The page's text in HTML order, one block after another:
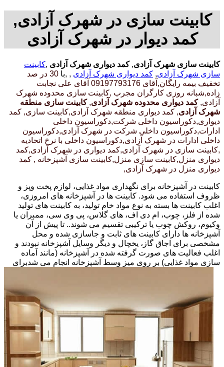
کابینت سازی در شهرک آزادی,
کمد دیوار در شهرک آزادی
کابینت سازی شهرک آزادی,کمد دیواری شهرک آزادی ,کابینت
سازی شهرک آزادی, کمد دیواری شهرک آزادی , ,با
30 در صد
تخفیف بیمه رایگان,آقای 09197793176 آقای علی نجابت
زاده,شبانه روزی کارگران مجرب ,کابینت سازی محدوده شهرک
آزادی,کمد دیواری محدوده شهرک آزادی, کابینت سازی منطقه
شهرک آزادی, کمد دیواری منطقه شهرک آزادی,کابینت سازی, کمد
دیواری,دکوراسیون داخلی شرکت,دکوراسیون داخلی
ادارات,دکوراسیون داخلی شرکت در شهرک آزادی,دکوراسیون
داخلی ادارات در شهرک آزادی,دکوراسیون داخلی با نرخ اتحادیه
,کابینت سازی در شهرک آزادی,کمد دیواری در شهرک آزادی,کمد
دیواری منزل,کابینت سازی منزل,کابینت سازی آشپزخانه , کمد
دیواری منزل در شهرک آزادی,
کابینت در آشپزخانه برای نگهداری مواد غذایی، لوازم پخت وپز و
ظروف استفاده می شود. کابینت ها در آشپزخانه های امروزی،
اغلب کابینت ها بسته به نوع مواد خام تولید، به کابینت های تولید
شده از فلز، چوب، ام دی اف، های گلاس، پی وی سی، ممبران یا
وکیوم، روکش چوب یا ترکیبی تقسیم می شوند.. تا پیش از آن
آشپزخانه ها دارای کابینت های ثابت و جاسازی شده و محل
مشخصی برای اجاق گاز، یخچال و دیگر وسایل آشپزخانه نبودند و
اغلب فعالیت های صورت گرفته شده در آشپزخانه (مانند آماده
سازی مواد غذایی) بر روی میز وسط آشپزخانه انجام می شدبرای